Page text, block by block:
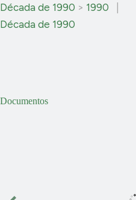
Documentos
Década de 1990 > 1990
Década de 1990